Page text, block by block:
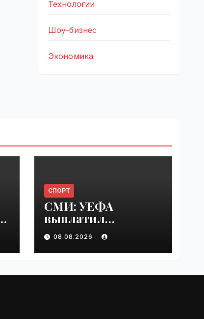
Технологии
Шоу-бизнес
Экономика
СПОРТ
СМИ: УЕФА
выплатил
шестизначную
сумму любовнице
Инфантино |
08.08.2026